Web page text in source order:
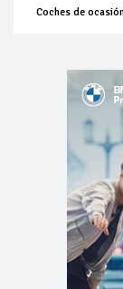
Coches de